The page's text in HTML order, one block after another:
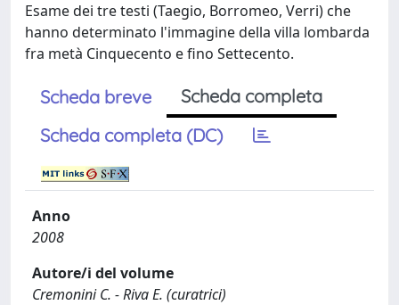
Esame dei tre testi (Taegio, Borromeo, Verri) che
hanno determinato l'immagine della villa lombarda
fra metà Cinquecento e fino Settecento.
Scheda breve
Scheda completa
Scheda completa (DC)
Anno
2008
Autore/i del volume
Cremonini C. - Riva E. (curatrici)